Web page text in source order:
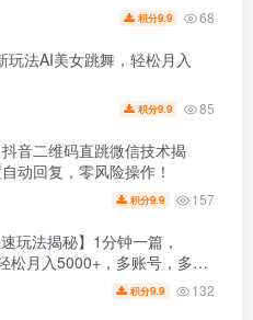
积分9.9 68
玩法AI美女跳舞，轻松月入
积分9.9 85
抖音二维码直跳微信技术揭
动回复，零风险操作！
积分9.9 157
玩法揭秘】1分钟一篇，
松月入5000+，多账号，多收
积分9.9 132